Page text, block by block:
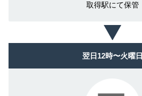
取得駅にて保管
翌日12時〜火曜日